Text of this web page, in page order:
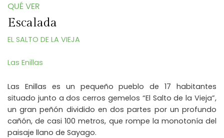
QUÉ VER
Escalada
EL SALTO DE LA VIEJA
Las Enillas
Las Enillas es un pequeño pueblo de 17 habitantes
situado junto a dos cerros gemelos “El Salto de la Vieja”,
un gran peñón dividido en dos partes por un profundo
cañón, de casi 100 metros, que rompe la monotonía del
paisaje llano de Sayago.